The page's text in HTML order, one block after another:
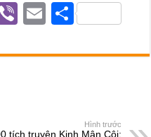
Vi
er
E
ail
S
ar
Hình trước
tích truyện Kinh Mân Côi: